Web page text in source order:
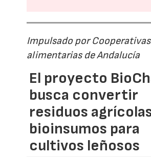
Impulsado por
alimentarias de Andalucía
El proyecto
busca convertir
residuos
bioinsumos para
cultivos leñosos